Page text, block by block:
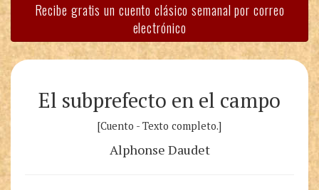
Recibe gratis un cuento clásico semanal por correo
electrónico
El subprefecto en el campo
[Cuento - Texto completo.]
Alphonse Daudet